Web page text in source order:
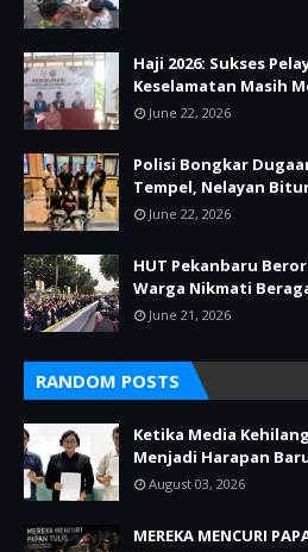
Haji 2026: Sukses
Keselamatan Masih
June 22, 2026
Polisi Bongkar
Tempel, Nelayan
June 22, 2026
HUT Pekanbaru
Warga Nikmati
June 21, 2026
RANDOM POSTS
Ketika Media
Menjadi Harapan
August 03, 2026
MEREKA MENCURI